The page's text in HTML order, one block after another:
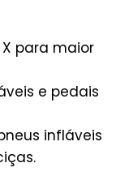
para maior
e pedais
infláveis